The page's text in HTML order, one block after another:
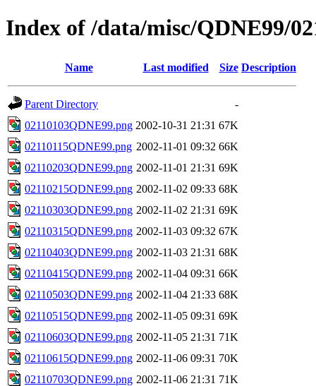
Index of /data/misc/QDNE99/
Name Last modified Size Description
Parent Directory
-
02110103QDNE99.png 2002-10-31 21:31 67K
02110115QDNE99.png 2002-11-01 09:32 66K
02110203QDNE99.png 2002-11-01 21:31 69K
02110215QDNE99.png 2002-11-02 09:33 68K
02110303QDNE99.png 2002-11-02 21:31 69K
02110315QDNE99.png 2002-11-03 09:32 67K
02110403QDNE99.png 2002-11-03 21:31 68K
02110415QDNE99.png 2002-11-04 09:31 66K
02110503QDNE99.png 2002-11-04 21:33 68K
02110515QDNE99.png 2002-11-05 09:31 69K
02110603QDNE99.png 2002-11-05 21:31 71K
02110615QDNE99.png 2002-11-06 09:31 70K
02110703QDNE99.png 2002-11-06 21:31 71K